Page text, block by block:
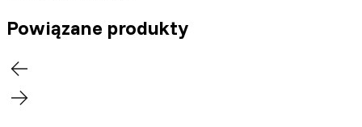
Powiązane produkty